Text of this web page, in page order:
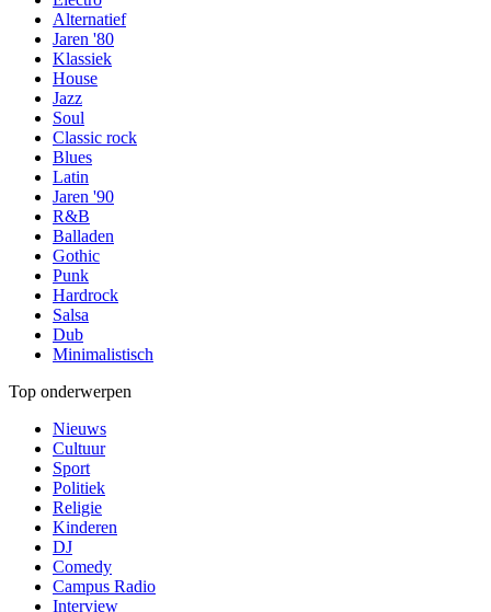
Alternatief
Jaren '80
Klassiek
House
Jazz
Soul
Classic rock
Blues
Latin
Jaren '90
R&B
Balladen
Gothic
Punk
Hardrock
Salsa
Dub
Minimalistisch
Top onderwerpen
Nieuws
Cultuur
Sport
Politiek
Religie
Kinderen
DJ
Comedy
Campus Radio
Interview